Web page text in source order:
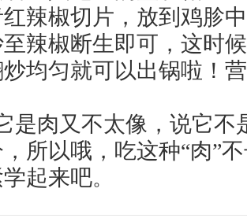
辣椒切片，放到鸡胗
辣椒断生即可，这时
均匀就可以出锅啦！
肉又不太像，说它不
，所以哦，吃这种“肉”
起来吧。